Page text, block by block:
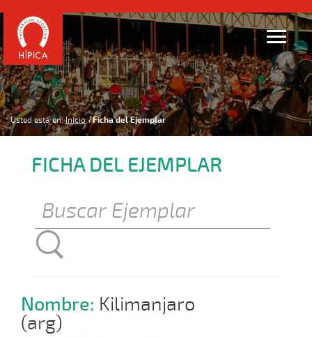
Usted está en: Inicio Ficha del Ejemplar
FICHA DEL EJEMPLAR
Nombre: Kilimanjaro
(arg)